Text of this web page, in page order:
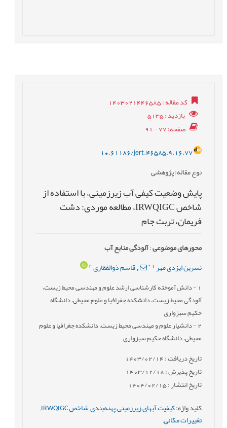
کد مقاله: 1403021446585
بازدید: 5135
صفحه: 77 - 91
10.61186/jert.46585.9.16.77
نوع مقاله: پژوهشی
پایش وضعیت کیفی آب زیرزمینی، با استفاده از
شاخص IRWQIGC، مطالعه موردی: دشت
فریمان، تربت جام
محورهای موضوعی:آلودگی منابع آب
نسرین ایزدی مهر *
,قاسم ذوالفقاری 2
- دانش آموخته کارشناسی ارشد علوم و مهندسی محیط زیست،
آلودگی محیط زیست، دانشکده جغرافیا و علوم محیطی، دانشگاه
حکیم سبزواری
2- دانشیار علوم و مهندسی محیط زیست، دانشکده جغرافیا و علوم
محیطی، دانشگاه حکیم سبزواری
تاریخ دریافت : 1403/02/14
تاریخ پذیرش : 1403/12/18
تاریخ انتشار : 1404/02/15
کلید واژه:کیفیت آبهای زیرزمینی,پهنه‌بندی,شاخص IRWQIGC
تغییرات مکانی,